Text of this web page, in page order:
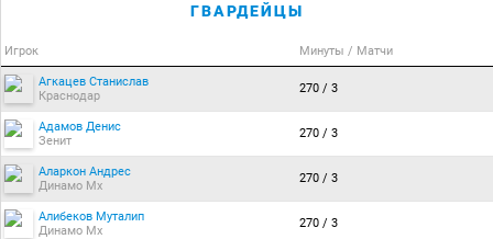
ГВАРДЕЙЦЫ
Игрок Минуты / Матчи
Агкацев Станислав
Краснодар
270 / 3
Адамов Денис
Зенит
270 / 3
Аларкон Андрес
Динамо Мх
270 / 3
Алибеков Муталип
Динамо Мх
270 / 3